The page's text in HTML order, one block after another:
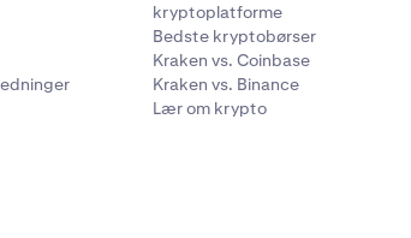
kryptoplatforme
Bedste kryptobørser
Kraken vs. Coinbase
Kraken vs. Binance
Lær om krypto